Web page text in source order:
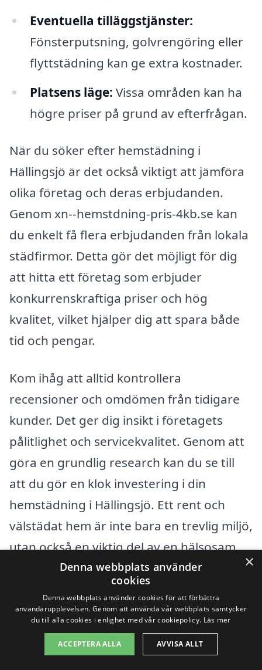
Eventuella tilläggstjänster:
Fönsterputsning, golvrengöring eller
flyttstädning kan ge extra kostnader.
Platsens läge: Vissa områden kan ha
högre priser på grund av efterfrågan.
När du söker efter hemstädning i
Hällingsjö är det också viktigt att jämföra
olika företag och deras erbjudanden.
Genom xn--hemstdning-pris-4kb.se kan
du enkelt få flera erbjudanden från lokala
städfirmor. Detta gör det möjligt för dig
att hitta ett företag som erbjuder
konkurrenskraftiga priser och hög
kvalitet, vilket hjälper dig att spara både
tid och pengar.
Kom ihåg att alltid kontrollera
recensioner och omdömen från tidigare
kunder. Det ger dig insikt i företagets
pålitlighet och servicekvalitet. Genom att
göra en grundlig research kan du se till
att du gör en klok investering i din
hemstädning i Hällingsjö. Ett rent och
välstädat hem är inte bara en trevlig miljö,
utan också en viktig del av en hälsosam
Få 3 erbjudanden, gratis och utan
förpliktelser
×
Denna webbplats använder
cookies
Denna webbplats använder cookies för att förbättra
användarupplevelsen. Genom att använda vår webbplats samtycker
du till alla cookies i enlighet med vår cookiepolicy. Läs mer
ACCEPTERA ALLA AVVISA ALLT